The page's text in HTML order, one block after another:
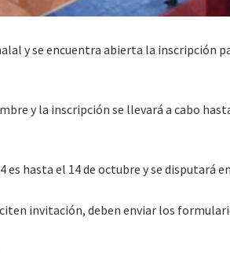
y se encuentra abierta la inscripción
y la inscripción se llevará a cabo
hasta el 14 de octubre y se disputará
invitación, deben enviar los